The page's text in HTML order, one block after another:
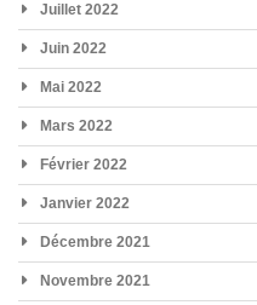
Juillet 2022
Juin 2022
Mai 2022
Mars 2022
Février 2022
Janvier 2022
Décembre 2021
Novembre 2021